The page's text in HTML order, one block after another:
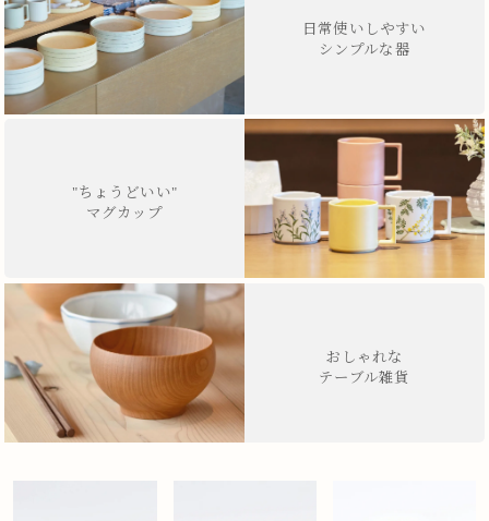
日常使いしやすい
シンプルな器
"ちょうどいい"
マグカップ
おしゃれな
テーブル雑貨